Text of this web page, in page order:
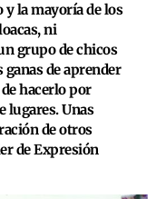
y la mayoría de los
ni
grupo de chicos
ganas de aprender
hacerlo por
lugares. Unas
de otros
de Expresión